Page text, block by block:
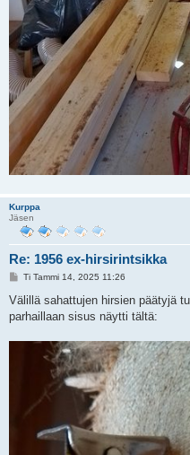
Kurppa
Jäsen
Re: 1956 ex-hirsirintsikka
V
e
t
Ti Tammi 14, 2025 11:26
Välillä sahattujen hirsien päätyjä
parhaillaan sisus näytti tältä: